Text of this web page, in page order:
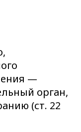
—
орган,
(ст. 22